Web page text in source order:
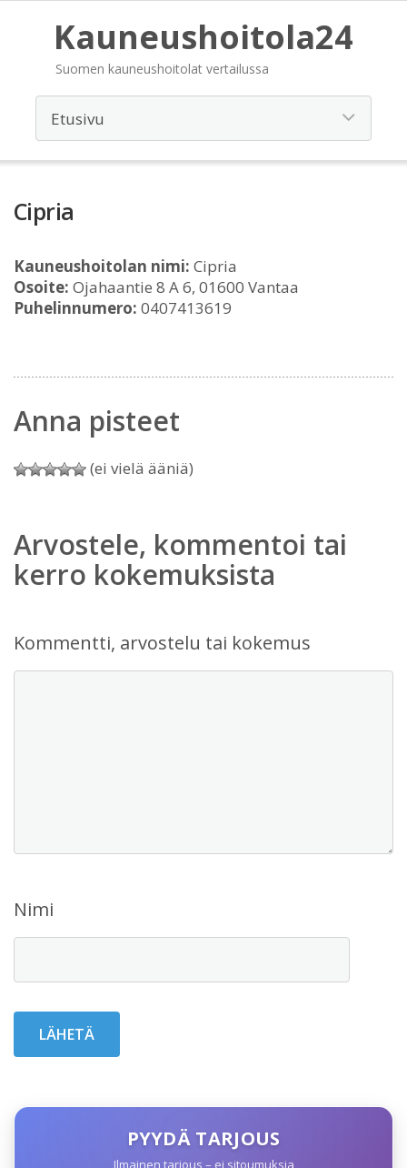
Kauneushoitola24
Suomen kauneushoitolat vertailussa
Cipria
Kauneushoitolan nimi: Cipria
Osoite: Ojahaantie 8 A 6, 01600 Vantaa
Puhelinnumero: 0407413619
Anna pisteet
(ei vielä ääniä)
Arvostele, kommentoi tai
kerro kokemuksista
Kommentti, arvostelu tai kokemus
Nimi
PYYDÄ TARJOUS
Ilmainen tarjous – ei sitoumuksia